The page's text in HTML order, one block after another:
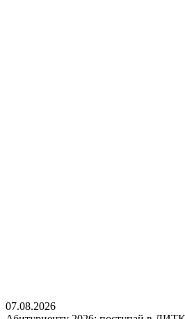
07.08.2026